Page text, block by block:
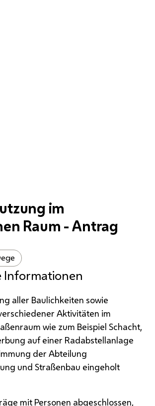
im
Raum - Antrag
Informationen
aller Baulichkeiten sowie
Aktivitäten im
wie zum Beispiel Schacht,
auf einer Radabstellanlage
der Abteilung
und Straßenbau eingeholt
mit Personen abgeschlossen,